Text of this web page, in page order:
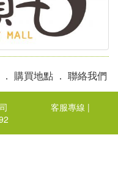
． 購買地點 ． 聯絡我們
客服專線 |